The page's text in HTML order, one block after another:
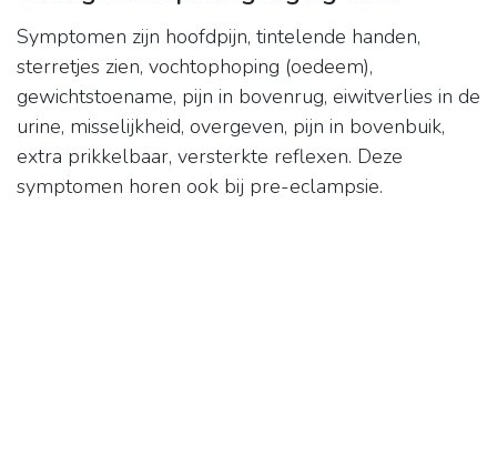
Symptomen zijn hoofdpijn, tintelende handen,
sterretjes zien, vochtophoping (oedeem),
gewichtstoename, pijn in bovenrug, eiwitverlies in de
urine, misselijkheid, overgeven, pijn in bovenbuik,
extra prikkelbaar, versterkte reflexen. Deze
symptomen horen ook bij pre-eclampsie.